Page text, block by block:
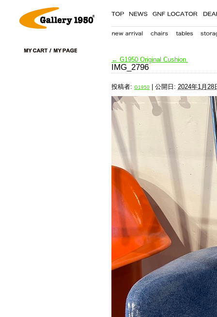
← G1950 Original Cushion.
IMG_2796
投稿者: G1950 公開日: 2024年1月28